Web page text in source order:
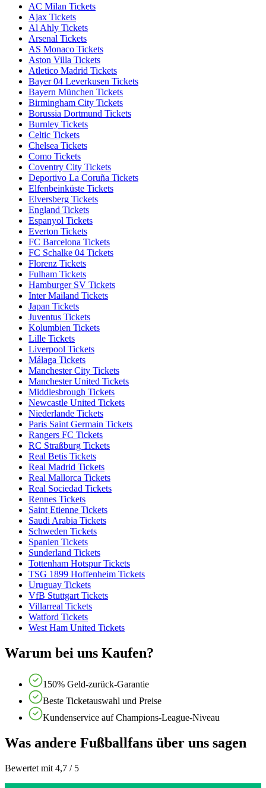
AC Milan Tickets
Ajax Tickets
Al Ahly Tickets
Arsenal Tickets
AS Monaco Tickets
Aston Villa Tickets
Atletico Madrid Tickets
Bayer 04 Leverkusen Tickets
Bayern München Tickets
Birmingham City Tickets
Borussia Dortmund Tickets
Burnley Tickets
Celtic Tickets
Chelsea Tickets
Como Tickets
Coventry City Tickets
Deportivo La Coruña Tickets
Elfenbeinküste Tickets
Elversberg Tickets
England Tickets
Espanyol Tickets
Everton Tickets
FC Barcelona Tickets
FC Schalke 04 Tickets
Florenz Tickets
Fulham Tickets
Hamburger SV Tickets
Inter Mailand Tickets
Japan Tickets
Juventus Tickets
Kolumbien Tickets
Lille Tickets
Liverpool Tickets
Málaga Tickets
Manchester City Tickets
Manchester United Tickets
Middlesbrough Tickets
Newcastle United Tickets
Niederlande Tickets
Paris Saint Germain Tickets
Rangers FC Tickets
RC Straßburg Tickets
Real Betis Tickets
Real Madrid Tickets
Real Mallorca Tickets
Real Sociedad Tickets
Rennes Tickets
Saint Etienne Tickets
Saudi Arabia Tickets
Schweden Tickets
Spanien Tickets
Sunderland Tickets
Tottenham Hotspur Tickets
TSG 1899 Hoffenheim Tickets
Uruguay Tickets
VfB Stuttgart Tickets
Villarreal Tickets
Watford Tickets
West Ham United Tickets
Warum bei uns Kaufen?
150% Geld-zurück-Garantie
Beste Ticketauswahl und Preise
Kundenservice auf Champions-League-Niveau
Was andere Fußballfans über uns sagen
Bewertet mit 4,7 / 5